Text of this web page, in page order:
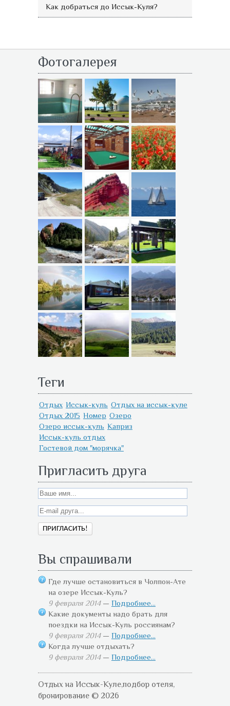
Как добраться до Иссык-Куля?
Фотогалерея
Теги
Отдых Иссык-куль Отдых на иссык-куле
Отдых 2015 Номер Озеро
Озеро иссык-куль Каприз
Иссык-куль отдых
Гостевой дом "морячка"
Пригласить друга
Вы спрашивали
Где лучше остановиться в Чолпон-Ате
на озере Иссык-Куль?
9 февраля 2014— Подробнее...
Какие документы надо брать для
поездки на Иссык-Куль россиянам?
9 февраля 2014— Подробнее...
Когда лучше отдыхать?
9 февраля 2014— Подробнее...
Отдых на Иссык-Куле,подбор отеля,
бронирование © 2026